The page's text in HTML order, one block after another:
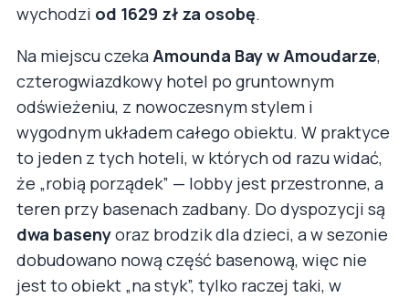
wychodzi od 1629 zł za osobę.
Na miejscu czeka Amounda Bay w Amoudarze,
czterogwiazdkowy hotel po gruntownym
odświeżeniu, z nowoczesnym stylem i
wygodnym układem całego obiektu. W praktyce
to jeden z tych hoteli, w których od razu widać,
że „robią porządek” — lobby jest przestronne, a
teren przy basenach zadbany. Do dyspozycji są
dwa basenyoraz brodzik dla dzieci, a w sezonie
dobudowano nową część basenową, więc nie
jest to obiekt „na styk”, tylko raczej taki, w